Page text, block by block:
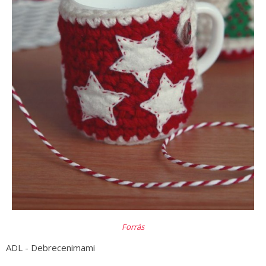
Forrás
ADL - Debrecenimami